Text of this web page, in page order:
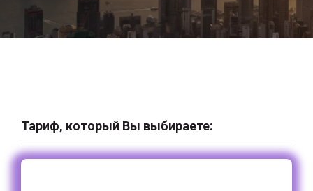
Тариф, который Вы выбираете: